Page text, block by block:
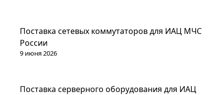
Проекты
9 июня 2026
Поставка сетевых коммутаторов для ИАЦ МЧС
России
Проекты
Поставка серверного оборудования для ИАЦ